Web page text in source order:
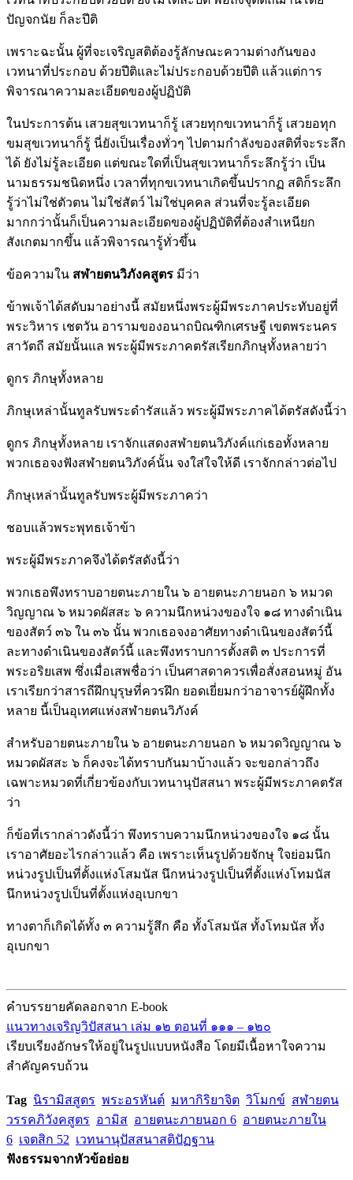
ปัญจกนัย ก็ละปีติ
เพราะฉะนั้น ผู้ที่จะเจริญสติต้องรู้ลักษณะความต่างกันของ
เวทนาที่ประกอบ ด้วยปีติและไม่ประกอบด้วยปีติ แล้วแต่การ
พิจารณาความละเอียดของผู้ปฏิบัติ
ในประการต้น เสวยสุขเวทนาก็รู้ เสวยทุกขเวทนาก็รู้ เสวยอทุก
ขมสุขเวทนาก็รู้ นี่ยังเป็นเรื่องทั่วๆ ไปตามกำลังของสติที่จะระลึก
ได้ ยังไม่รู้ละเอียด แต่ขณะใดที่เป็นสุขเวทนาก็ระลึกรู้ว่า เป็น
นามธรรมชนิดหนึ่ง เวลาที่ทุกขเวทนาเกิดขึ้นปรากฏ สติก็ระลึก
รู้ว่าไม่ใช่ตัวตน ไม่ใช่สัตว์ ไม่ใช่บุคคล ส่วนที่จะรู้ละเอียด
มากกว่านั้นก็เป็นความละเอียดของผู้ปฏิบัติที่ต้องสำเหนียก
สังเกตมากขึ้น แล้วพิจารณารู้ทั่วขึ้น
ข้อความใน สฬายตนวิภังคสูตร มีว่า
ข้าพเจ้าได้สดับมาอย่างนี้ สมัยหนึ่งพระผู้มีพระภาคประทับอยู่ที่
พระวิหาร เชตวัน อารามของอนาถบิณฑิกเศรษฐี เขตพระนคร
สาวัตถี สมัยนั้นแล พระผู้มีพระภาคตรัสเรียกภิกษุทั้งหลายว่า
ดูกร ภิกษุทั้งหลาย
ภิกษุเหล่านั้นทูลรับพระดำรัสแล้ว พระผู้มีพระภาคได้ตรัสดังนี้ว่า
ดูกร ภิกษุทั้งหลาย เราจักแสดงสฬายตนวิภังค์แก่เธอทั้งหลาย
พวกเธอจงฟังสฬายตนวิภังค์นั้น จงใส่ใจให้ดี เราจักกล่าวต่อไป
ภิกษุเหล่านั้นทูลรับพระผู้มีพระภาคว่า
ชอบแล้วพระพุทธเจ้าข้า
พระผู้มีพระภาคจึงได้ตรัสดังนี้ว่า
พวกเธอพึงทราบอายตนะภายใน ๖ อายตนะภายนอก ๖ หมวด
วิญญาณ ๖ หมวดผัสสะ ๖ ความนึกหน่วงของใจ ๑๘ ทางดำเนิน
ของสัตว์ ๓๖ ใน ๓๖ นั้น พวกเธอจงอาศัยทางดำเนินของสัตว์นี้
ละทางดำเนินของสัตว์นี้ และพึงทราบการตั้งสติ ๓ ประการที่
พระอริยเสพ ซึ่งเมื่อเสพชื่อว่า เป็นศาสดาควรเพื่อสั่งสอนหมู่ อัน
เราเรียกว่าสารถีฝึกบุรุษที่ควรฝึก ยอดเยี่ยมกว่าอาจารย์ผู้ฝึกทั้ง
หลาย นี้เป็นอุเทศแห่งสฬายตนวิภังค์
สำหรับอายตนะภายใน ๖ อายตนะภายนอก ๖ หมวดวิญญาณ ๖
หมวดผัสสะ ๖ ก็คงจะได้ทราบกันมาบ้างแล้ว จะขอกล่าวถึง
เฉพาะหมวดที่เกี่ยวข้องกับเวทนานุปัสสนา พระผู้มีพระภาคตรัส
ว่า
ก็ข้อที่เรากล่าวดังนี้ว่า พึงทราบความนึกหน่วงของใจ ๑๘ นั้น
เราอาศัยอะไรกล่าวแล้ว คือ เพราะเห็นรูปด้วยจักษุ ใจย่อมนึก
หน่วงรูปเป็นที่ตั้งแห่งโสมนัส นึกหน่วงรูปเป็นที่ตั้งแห่งโทมนัส
นึกหน่วงรูปเป็นที่ตั้งแห่งอุเบกขา
ทางตาก็เกิดได้ทั้ง ๓ ความรู้สึก คือ ทั้งโสมนัส ทั้งโทมนัส ทั้ง
อุเบกขา
คำบรรยายคัดลอกจาก E-book
แนวทางเจริญวิปัสสนา เล่ม ๑๒ ตอนที่ ๑๑๑ – ๑๒๐
เรียบเรียงอักษรให้อยู่ในรูปแบบหนังสือ โดยมีเนื้อหาใจความ
สำคัญครบถ้วน
Tag นิรามิสสูตร พระอรหันต์ มหากิริยาจิต วิโมกข์ สฬายตน
วรรคภิวังคสูตร อามิส อายตนะภายนอก 6 อายตนะภายใน
6 เจตสิก 52 เวทนานุปัสสนาสติปัฏฐาน
ฟังธรรมจากหัวข้อย่อย